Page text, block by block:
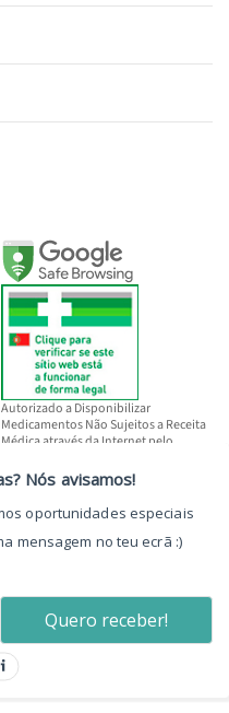
Autorizado a Disponibilizar
Medicamentos Não Sujeitos a Receita
Médica através da Internet pelo